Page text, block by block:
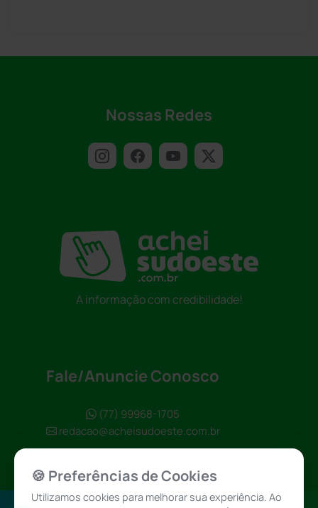
Nossas Redes
A informação com credibilidade!
Fale/Anuncie Conosco
(77) 99968-1705
redacao@acheisudoeste.com.br
🍪 Preferências de Cookies
Utilizamos cookies para melhorar sua experiência. Ao